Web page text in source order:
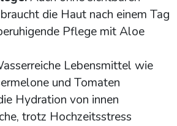
die Haut nach einem Tag
Pflege mit Aloe
Lebensmittel wie
und Tomaten
Hydration von innen
trotz Hochzeitsstress